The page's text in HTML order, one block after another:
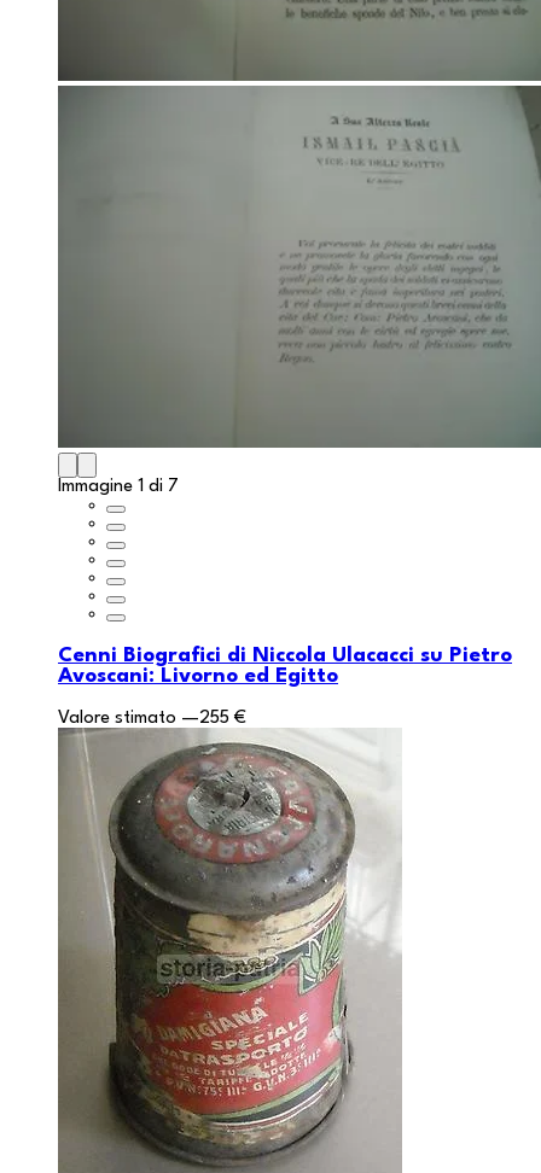
Immagine 1 di 7
Cenni Biografici di Niccola Ulacacci su Pietro
Avoscani: Livorno ed Egitto
Valore stimato —255 €